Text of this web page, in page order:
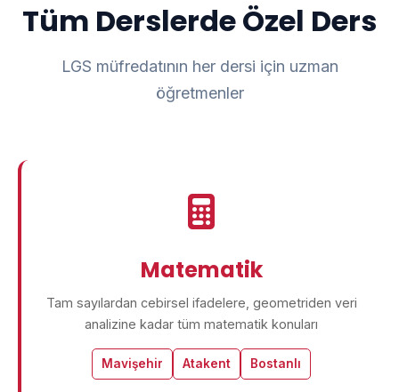
Tüm Derslerde Özel Ders
LGS müfredatının her dersi için uzman
öğretmenler
Matematik
Tam sayılardan cebirsel ifadelere, geometriden veri
analizine kadar tüm matematik konuları
Mavişehir Atakent Bostanlı